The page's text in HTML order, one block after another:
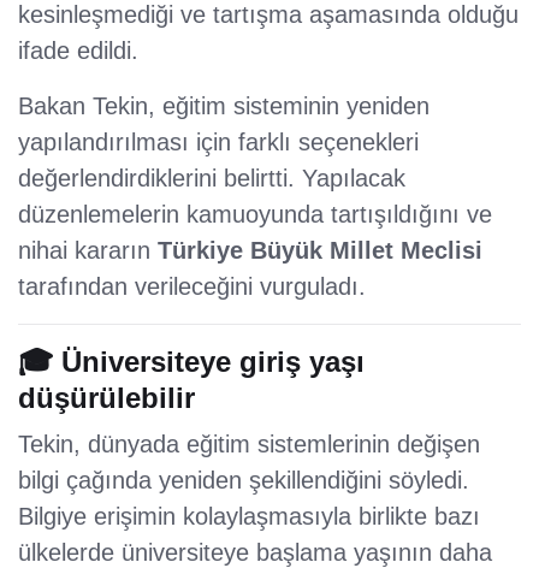
kesinleşmediği ve tartışma aşamasında olduğu
ifade edildi.
Bakan Tekin, eğitim sisteminin yeniden
yapılandırılması için farklı seçenekleri
değerlendirdiklerini belirtti. Yapılacak
düzenlemelerin kamuoyunda tartışıldığını ve
nihai kararın Türkiye Büyük Millet Meclisi
tarafından verileceğini vurguladı.
🎓 Üniversiteye giriş yaşı
düşürülebilir
Tekin, dünyada eğitim sistemlerinin değişen
bilgi çağında yeniden şekillendiğini söyledi.
Bilgiye erişimin kolaylaşmasıyla birlikte bazı
ülkelerde üniversiteye başlama yaşının daha